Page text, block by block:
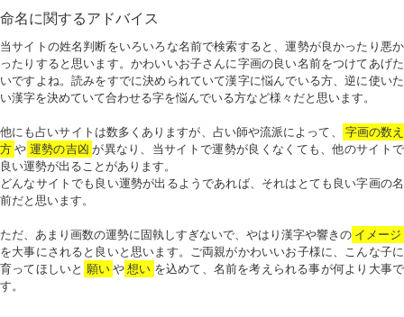
命名に関するアドバイス
当サイトの姓名判断をいろいろな名前で検索すると、運勢が良かったり悪か
ったりすると思います。かわいいお子さんに字画の良い名前をつけてあげた
いですよね。読みをすでに決められていて漢字に悩んでいる方、逆に使いた
い漢字を決めていて合わせる字を悩んでいる方など様々だと思います。
他にも占いサイトは数多くありますが、占い師や流派によって、
字画の数え
方 や 運勢の吉凶 が異なり、当サイトで運勢が良くなくても、他のサイトで
良い運勢が出ることがあります。
どんなサイトでも良い運勢が出るようであれば、それはとても良い字画の名
前だと思います。
ただ、あまり画数の運勢に固執しすぎないで、やはり漢字や響きの イメージ
を大事にされると良いと思います。ご両親がかわいいお子様に、こんな子に
育ってほしいと 願い や 想い を込めて、名前を考えられる事が何より大事で
す。